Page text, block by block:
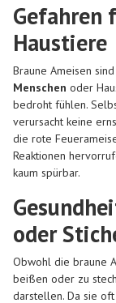
Gefahren
Haustiere
Braune Ameisen
Menschen oder
bedroht fühlen.
verursacht keine
die rote
Reaktionen
kaum spürbar.
oder
Obwohl die braune
beißen oder zu
darstellen. Da sie oft